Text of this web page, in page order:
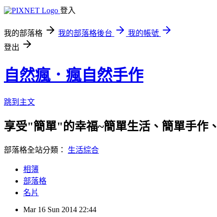
登入
我的部落格 我的部落格後台
我的帳號
登出
自然瘋．瘋自然手作
跳到主文
享受"簡單"的幸福~簡單生活、簡單手作
部落格全站分類： 生活綜合
相簿
部落格
名片
Mar 16 Sun 2014 22:44